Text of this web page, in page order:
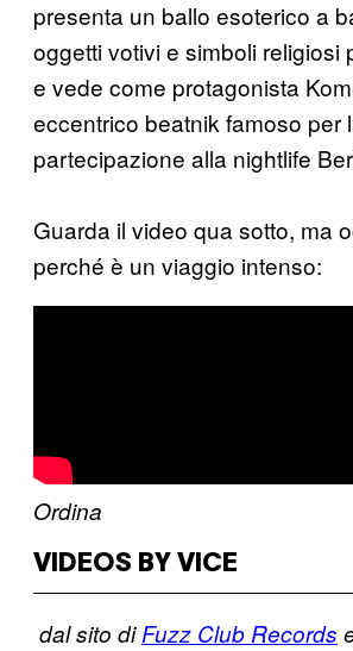
presenta un ballo esoterico a
oggetti votivi e simboli religiosi
e vede come protagonista
eccentrico beatnik famoso per
partecipazione alla nightlife
Guarda il video qua sotto, ma
perché è un viaggio intenso:
​Ordina
VIDEOS BY VICE
​ dal sito diFuzz Club Records